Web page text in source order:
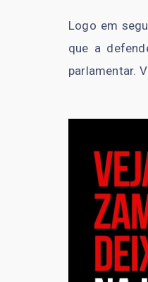
Logo em
que a
parlamentar.